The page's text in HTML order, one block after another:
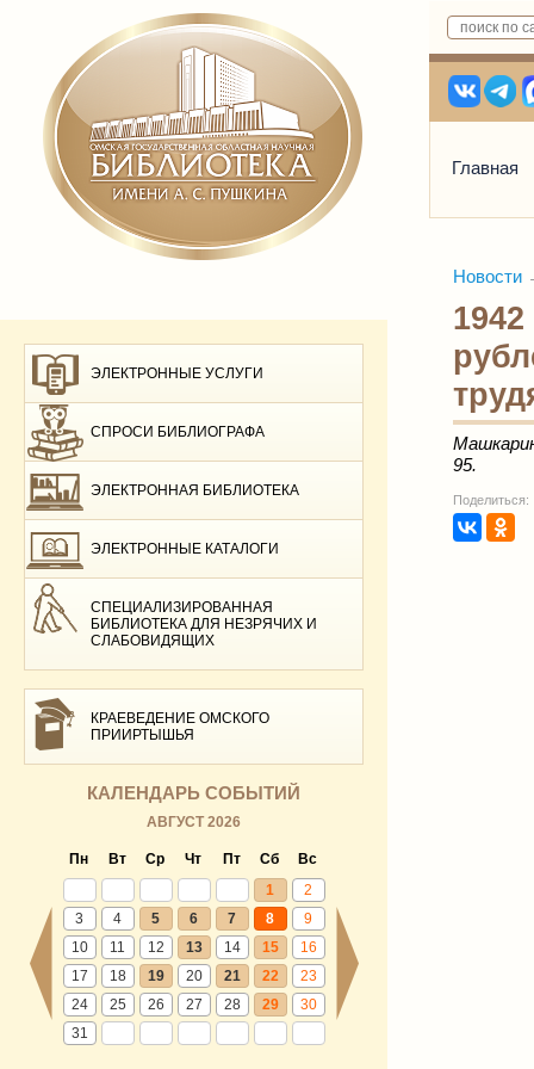
Главная
ЭЛЕКТРОННЫЕ УСЛУГИ
СПРОСИ БИБЛИОГРАФА
ЭЛЕКТРОННАЯ БИБЛИОТЕКА
ЭЛЕКТРОННЫЕ КАТАЛОГИ
СПЕЦИАЛИЗИРОВАННАЯ
БИБЛИОТЕКА ДЛЯ НЕЗРЯЧИХ И
СЛАБОВИДЯЩИХ
КРАЕВЕДЕНИЕ ОМСКОГО
ПРИИРТЫШЬЯ
КАЛЕНДАРЬ СОБЫТИЙ
АВГУСТ 2026
Пн Вт Ср Чт Пт Сб
Вс
1
2
3
4 5 6 7 8
9
10
11 12 13 14 15
16
17
18 19 20 21 22
23
24
25 26 27 28 29
30
31
Новости
95.
Поделиться: